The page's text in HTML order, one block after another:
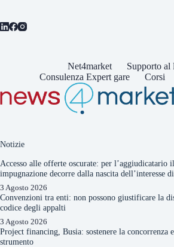
Net4market
Supporto al
Consulenza Expert gare
Corsi
Notizie
Accesso alle offerte oscurate: per l’aggiudicatario
impugnazione decorre dalla nascita dell’interesse
3 Agosto 2026
Convenzioni tra enti: non possono giustificare la
codice degli appalti
3 Agosto 2026
Project financing, Busia: sostenere la concorrenza
strumento